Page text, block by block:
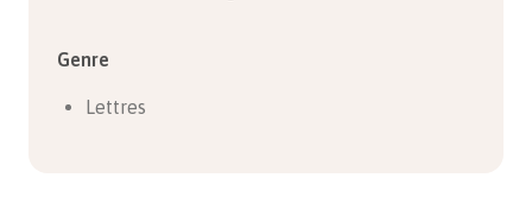
Genre
Lettres